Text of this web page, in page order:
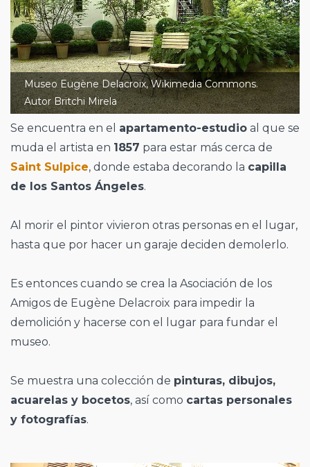
Museo Eugène Delacroix, Wikimedia Commons.
Autor Britchi Mirela
Se encuentra en el apartamento-estudio al que se
muda el artista en 1857 para estar más cerca de
Saint Sulpice, donde estaba decorando la capilla
de los Santos Ángeles.
Al morir el pintor vivieron otras personas en el lugar,
hasta que por hacer un garaje deciden demolerlo.
Es entonces cuando se crea la Asociación de los
Amigos de Eugène Delacroix para impedir la
demolición y hacerse con el lugar para fundar el
museo.
Se muestra una colección de pinturas, dibujos,
acuarelas y bocetos, así como cartas personales
y fotografías.